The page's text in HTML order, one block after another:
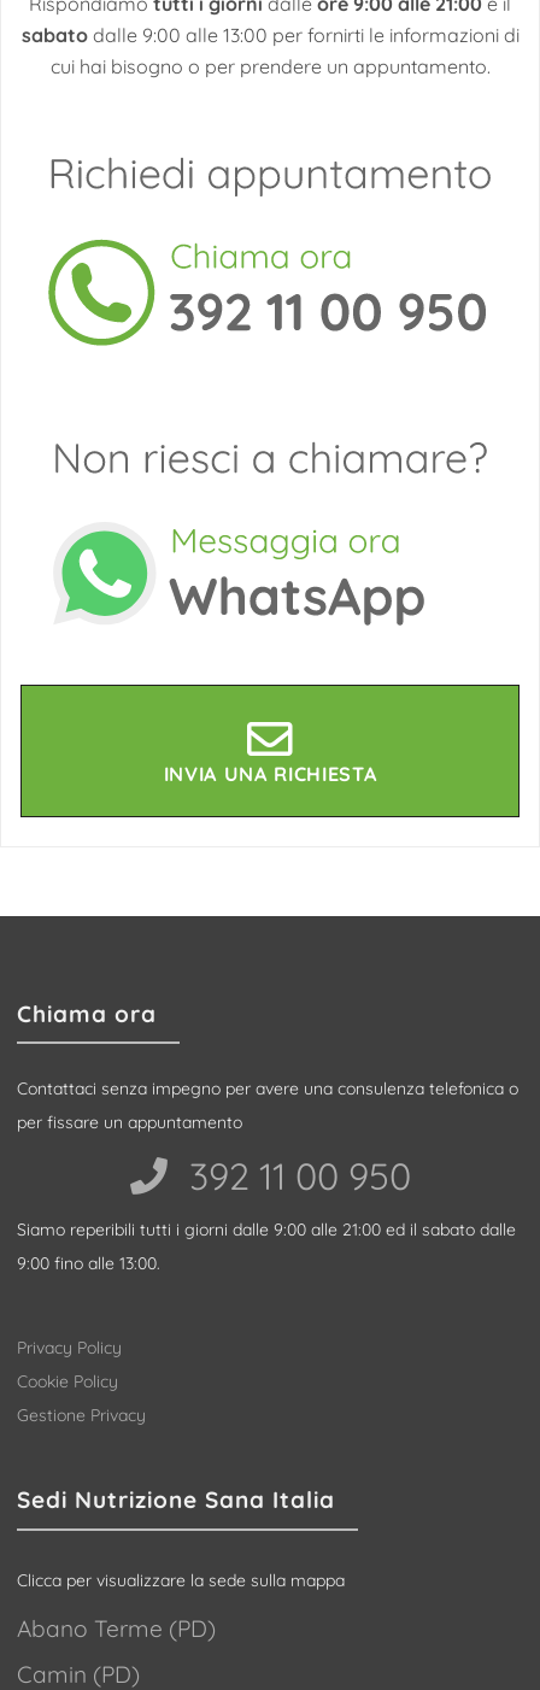
sabatodalle 9:00 alle 13:00 per fornirti le informazioni di
cui hai bisogno o per prendere un appuntamento.
INVIA UNA RICHIESTA
Chiama ora
Contattaci senza impegno per avere una consulenza telefonica o
per fissare un appuntamento
392 11 00 950‬
Siamo reperibili tutti i giorni dalle 9:00 alle 21:00 ed il sabato dalle
9:00 fino alle 13:00.
Privacy Policy
Cookie Policy
Gestione Privacy
Sedi Nutrizione Sana Italia
Clicca per visualizzare la sede sulla mappa
Abano Terme (PD)
Camin (PD)